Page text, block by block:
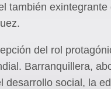
también exintegrante
del rol
Barranquillera,
desarrollo social, la